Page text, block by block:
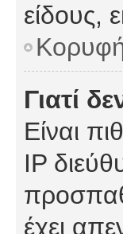
είδους,
Γιατί
Είναι
IP
έχει